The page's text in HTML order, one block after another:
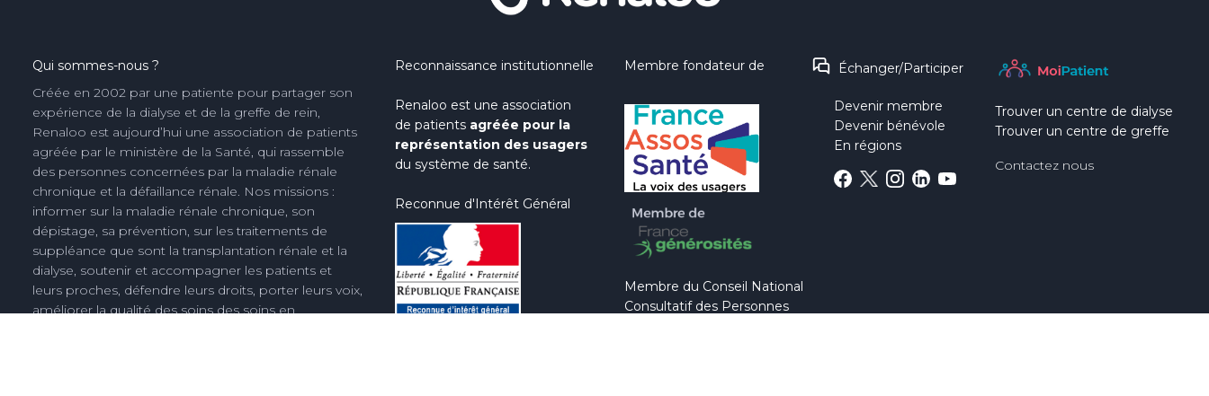
Qui sommes-nous ?
Créée en 2002 par une patiente pour partager son
expérience de la dialyse et de la greffe de rein,
Renaloo est aujourd’hui une association de patients
agréée par le ministère de la Santé, qui rassemble
des personnes concernées par la maladie rénale
chronique et la défaillance rénale. Nos missions :
informer sur la maladie rénale chronique, son
dépistage, sa prévention, sur les traitements de
suppléance que sont la transplantation rénale et la
dialyse, soutenir et accompagner les patients et
leurs proches, défendre leurs droits, porter leurs voix,
améliorer la qualité des soins des soins en
Reconnaissance institutionnelle
Renaloo est une association
de patients agréée pour la
représentation des usagers
du système de santé.
Reconnue d'Intérêt Général
Membre fondateur de
Membre du Conseil National
Consultatif des Personnes
Échanger/Participer
Devenir membre
Devenir bénévole
En régions
Trouver un centre de dialyse
Trouver un centre de greffe
Contactez nous